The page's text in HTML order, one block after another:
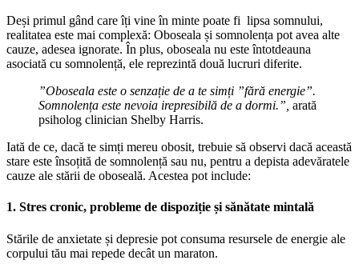
Deși primul gând care îți vine în minte poate fi lipsa somnului,
realitatea este mai complexă: Oboseala și somnolența pot avea alte
cauze, adesea ignorate. În plus, oboseala nu este întotdeauna
asociată cu somnolență, ele reprezintă două lucruri diferite.
”Oboseala este o senzație de a te simți ”fără energie”.
Somnolența este nevoia irepresibilă de a dormi.”, arată
psiholog clinician Shelby Harris.
Iată de ce, dacă te simți mereu obosit, trebuie să observi dacă această
stare este însoțită de somnolență sau nu, pentru a depista adevăratele
cauze ale stării de oboseală. Acestea pot include:
1. Stres cronic, probleme de dispoziție și sănătate mintală
Stările de anxietate și depresie pot consuma resursele de energie ale
corpului tău mai repede decât un maraton.